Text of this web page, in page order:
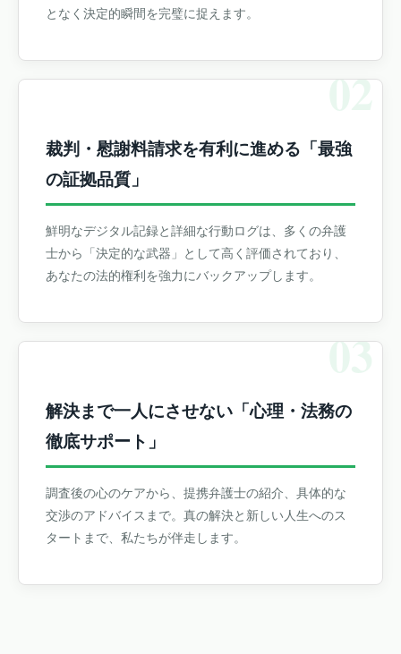
となく決定的瞬間を完璧に捉えます。
02
裁判・慰謝料請求を有利に進める「最強
の証拠品質」
鮮明なデジタル記録と詳細な行動ログは、多くの弁護
士から「決定的な武器」として高く評価されており、
あなたの法的権利を強力にバックアップします。
03
解決まで一人にさせない「心理・法務の
徹底サポート」
調査後の心のケアから、提携弁護士の紹介、具体的な
交渉のアドバイスまで。真の解決と新しい人生へのス
タートまで、私たちが伴走します。